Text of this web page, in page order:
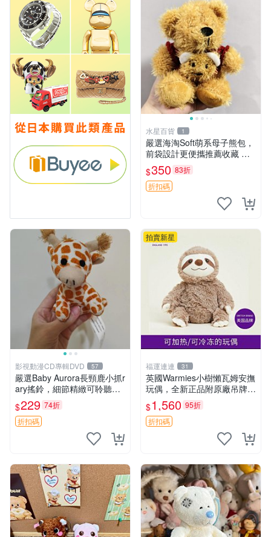
水星百貨 1
嚴選海淘Soft萌系母子熊包，
前袋設計更便攜推薦收藏 母
子熊 軟綿綿 包包
$350 83折
折扣碼
影視動漫CD專輯DVD 57
嚴選Baby Aurora長頸鹿小抓r
ary搖鈴，細節精緻可聆聽清
脆鈴音 軟萌可愛 定制紀念 金
屬搖鈴 新手媽咪推薦 長頸鹿
抓rary 搖鈴
$229 74折
折扣碼
拍賣新星
福運連連 31
英國Warmies小樹懶瓦姆安撫
玩偶，全新正品附原廠吊牌與
防塵袋，內藏薰衣草可加熱，
適合各個年齡層，冷暖兩用享
受抱抱樂趣，不容錯過嚴選好
$1,560 95折
折扣碼